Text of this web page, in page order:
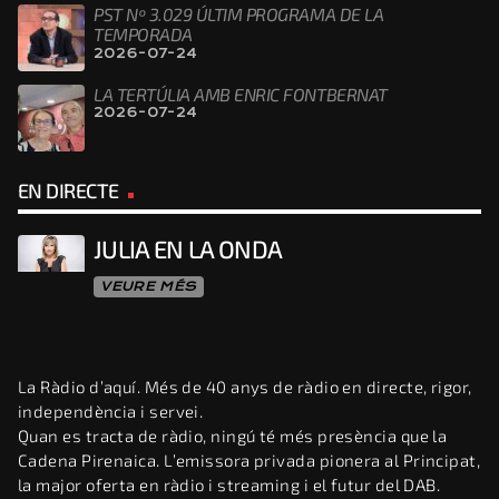
PST Nº 3.029 ÚLTIM PROGRAMA DE LA
TEMPORADA
2026-07-24
LA TERTÚLIA AMB ENRIC FONTBERNAT
2026-07-24
EN DIRECTE
JULIA EN LA ONDA
VEURE MÉS
La Ràdio d’aquí. Més de 40 anys de ràdio en directe, rigor,
independència i servei.
Quan es tracta de ràdio, ningú té més presència que la
Cadena Pirenaica. L’emissora privada pionera al Principat,
la major oferta en ràdio i streaming i el futur del DAB.